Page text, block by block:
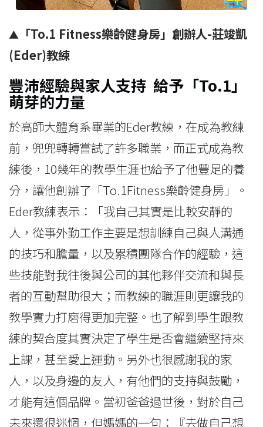
▲ 「To.1 Fitness樂齡健身房」創辦人-莊竣凱
(Eder)教練
豐沛經驗與家人支持 給予「To.1」
萌芽的力量
於高師大體育系畢業的Eder教練，在成為教練
前，兜兜轉轉嘗試了許多職業，而正式成為教
練後，10幾年的教學生涯也給予了他豐足的養
分，讓他創辦了「To.1Fitness樂齡健身房」。
Eder教練表示：「我自己其實是比較安靜的
人，從事外勤工作主要是想訓練自己與人溝通
的技巧和膽量，以及累積團隊合作的經驗，這
些技能對我往後與公司的其他夥伴交流和與長
者的互動幫助很大；而教練的職涯則更讓我的
教學實力打磨得更加完整。也了解到學生跟教
練的契合度其實決定了學生是否會繼續堅持來
上課，甚至愛上運動。另外也很感謝我的家
人，以及身邊的友人，有他們的支持與鼓勵，
才能有這個品牌。當初爸爸過世後，對於自己
未來還很迷惘，但媽媽的一句：『去做自己想